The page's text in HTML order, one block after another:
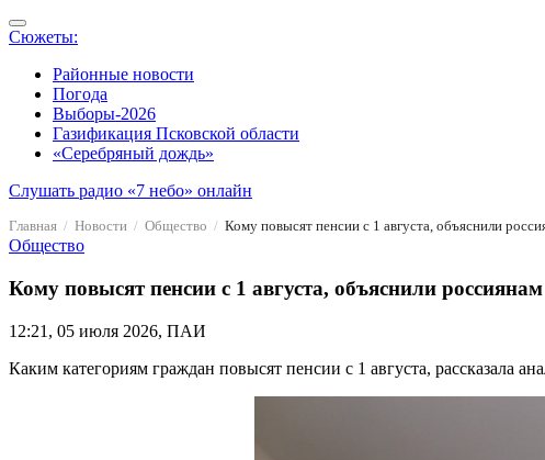
Сюжеты:
Районные новости
Погода
Выборы-2026
Газификация Псковской области
«Серебряный дождь»
Слушать радио «7 небо» онлайн
Главная Новости Общество Кому повысят пенсии с 1 августа, объяснили
Общество
Кому повысят пенсии с 1 августа, объяснили россиянам
12:21, 05 июля 2026, ПАИ
Каким категориям граждан повысят пенсии с 1 августа, рассказала